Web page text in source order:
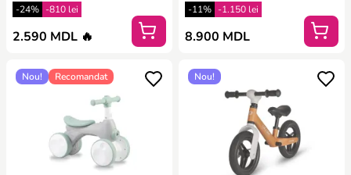
-24% -810 lei
2.590 MDL 🔥
-11% -1.150 lei
8.900 MDL
Nou! Recomandat Nou!